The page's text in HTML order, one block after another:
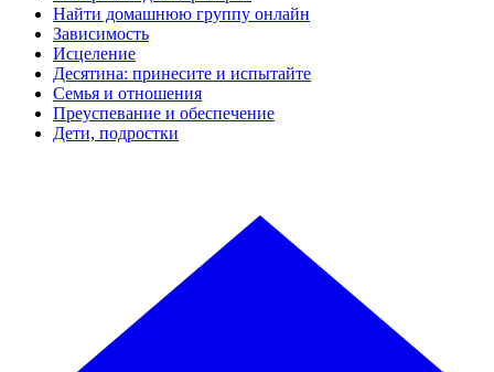
Найти домашнюю группу онлайн
Зависимость
Исцеление
Десятина: принесите и испытайте
Семья и отношения
Преуспевание и обеспечение
Дети, подростки